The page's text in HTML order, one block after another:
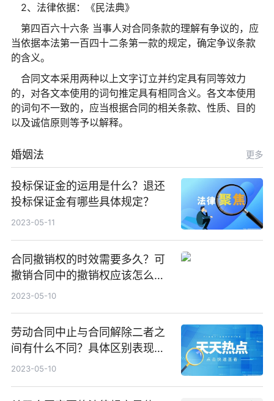
2、法律依据：《民法典》
第四百六十六条 当事人对合同条款的理解有争议的，应
当依据本法第一百四十二条第一款的规定，确定争议条款
的含义。
合同文本采用两种以上文字订立并约定具有同等效力
的，对各文本使用的词句推定具有相同含义。各文本使用
的词句不一致的，应当根据合同的相关条款、性质、目的
以及诚信原则等予以解释。
婚姻法 更多
投标保证金的运用是什么？退还
投标保证金有哪些具体规定？
2023-05-11
合同撤销权的时效需要多久？可
撤销合同中的撤销权应该怎么行
使？
2023-05-10
劳动合同中止与合同解除二者之
间有什么不同？具体区别表现有
哪些？
2023-05-10